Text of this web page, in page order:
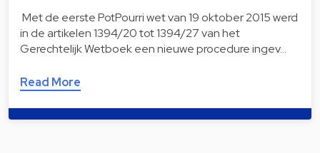
Met de eerste PotPourri wet van 19 oktober 2015 werd
in de artikelen 1394/20 tot 1394/27 van het
Gerechtelijk Wetboek een nieuwe procedure ingev…
Read More